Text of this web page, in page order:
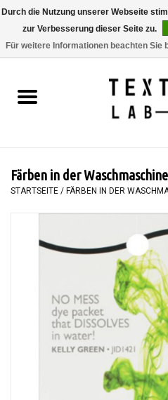
BÜCHER
MALEN
SPECIALS
WERKZEUGE
Färben in der
STARTSEITE / FÄRBEN IN DER
Durch die Nutzung unserer Webseite
zur Verbesserung dieser Seite zu.
Für weitere Informationen beachten